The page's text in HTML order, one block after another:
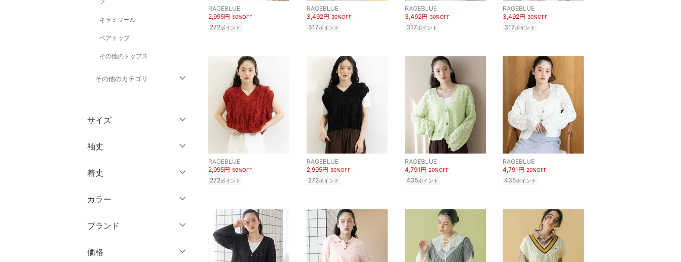
キャミソール
ベアトップ
その他のトップス
その他のカテゴリ
パンツ
ワンピース・ドレス
スカート
オールインワン・オーバ
バッグ
シューズ・靴
サイズ
ウェア（S/M/L）
M
XL
袖丈
ノースリーブ
半袖
長袖
着丈
ショート丈
ミドル丈
カラー
ブランド
価格
RAGEBLUE
2,995円 50%OFF
272ポイント
RAGEBLUE
3,492円 30%OFF
317ポイント
RAGEBLUE
3,492円 30%OFF
317ポイント
RAGEBLUE
3,492円 30%OFF
317ポイント
RAGEBLUE
2,995円 50%OFF
272ポイント
RAGEBLUE
2,995円 50%OFF
272ポイント
RAGEBLUE
4,791円 20%OFF
435ポイント
RAGEBLUE
4,791円 20%OFF
435ポイント